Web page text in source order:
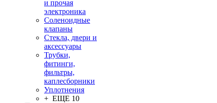
и прочая
электроника
Соленоидные
клапаны
Стекла, двери и
аксессуары
Трубки,
фитинги,
фильтры,
каплесборники
Уплотнения
+ ЕЩЕ 10